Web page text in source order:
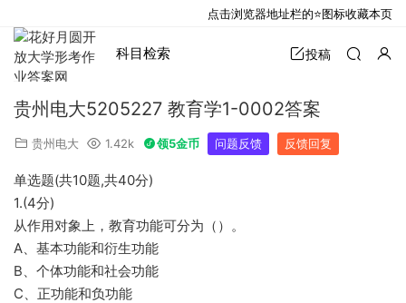
科目检索 投稿
贵州电大5205227 教育学1-0002答案
贵州电大 1.42k 领5金币 问题反馈 反馈回复
单选题(共10题,共40分)
1.(4分)
从作用对象上，教育功能可分为（）。
A、基本功能和衍生功能
B、个体功能和社会功能
C、正功能和负功能
点击浏览器地址栏的⭐图标收藏本页